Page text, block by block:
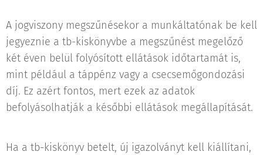
A jogviszony megszűnésekor a munkáltatónak be kell
jegyeznie a tb-kiskönyvbe a megszűnést megelőző
két éven belül folyósított ellátások időtartamát is,
mint például a táppénz vagy a csecsemőgondozási
díj. Ez azért fontos, mert ezek az adatok
befolyásolhatják a későbbi ellátások megállapítását.
Ha a tb-kiskönyv betelt, új igazolványt kell kiállítani,